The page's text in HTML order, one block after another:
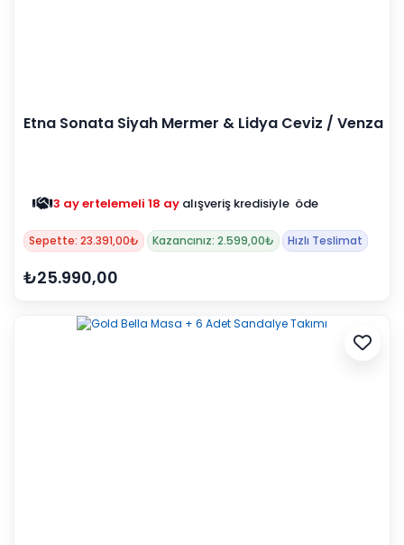
Etna Sonata Siyah Mermer & Lidya Ceviz / Venza
3 ay ertelemeli 18 ay alışveriş kredisiyle öde
Sepette: 23.391,00₺ Kazancınız: 2.599,00₺ Hızlı Teslimat
₺25.990,00